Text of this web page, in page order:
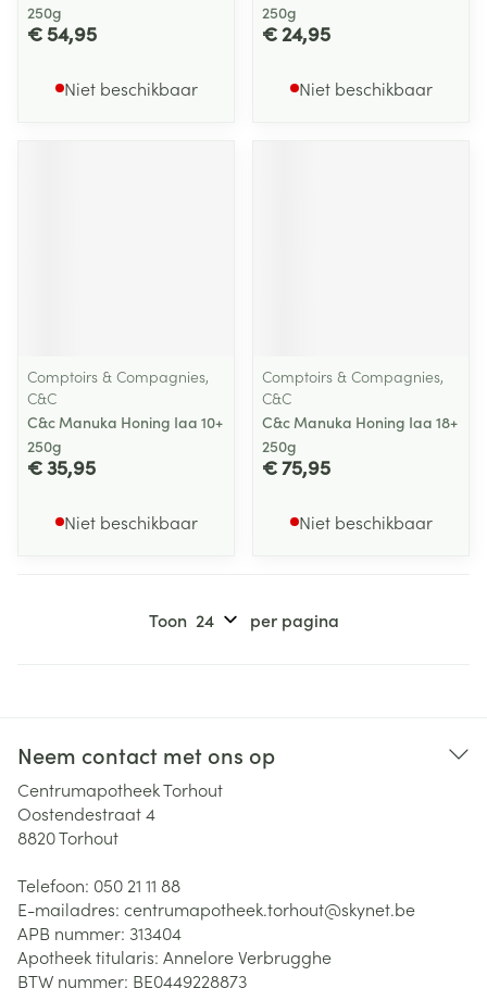
250g
€ 54,95
Niet beschikbaar
250g
€ 24,95
Niet beschikbaar
Comptoirs & Compagnies,
C&C
C&c Manuka Honing Iaa 10+
250g
€ 35,95
Niet beschikbaar
Comptoirs & Compagnies,
C&C
C&c Manuka Honing Iaa 18+
250g
€ 75,95
Niet beschikbaar
Toon per pagina
Neem contact met ons op
Centrumapotheek Torhout
Oostendestraat 4
8820Torhout
Telefoon: 050 21 11 88
E-mailadres: centrumapotheek.torhout@skynet.be
APB nummer: 313404
Apotheek titularis: Annelore Verbrugghe
BTW nummer: BE0449228873